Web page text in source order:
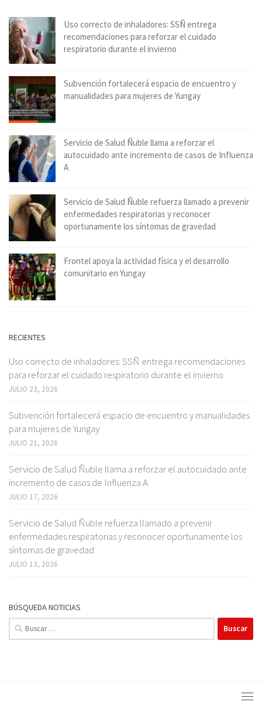
Uso correcto de inhaladores: SSÑ entrega
recomendaciones para reforzar el cuidado
respiratorio durante el invierno
Subvención fortalecerá espacio de encuentro y
manualidades para mujeres de Yungay
Servicio de Salud Ñuble llama a reforzar el
autocuidado ante incremento de casos de Influenza
A
Servicio de Salud Ñuble refuerza llamado a prevenir
enfermedades respiratorias y reconocer
oportunamente los síntomas de gravedad
Frontel apoya la actividad física y el desarrollo
comunitario en Yungay
RECIENTES
Uso correcto de inhaladores: SSÑ entrega recomendaciones
para reforzar el cuidado respiratorio durante el invierno
JULIO 23, 2026
Subvención fortalecerá espacio de encuentro y manualidades
para mujeres de Yungay
JULIO 21, 2026
Servicio de Salud Ñuble llama a reforzar el autocuidado ante
incremento de casos de Influenza A
JULIO 17, 2026
Servicio de Salud Ñuble refuerza llamado a prevenir
enfermedades respiratorias y reconocer oportunamente los
síntomas de gravedad
JULIO 13, 2026
BÚSQUEDA NOTICIAS
Buscar: